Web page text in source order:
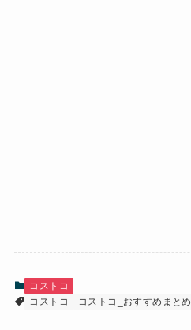
コストコ
コストコ
コストコ_おすすめまとめ